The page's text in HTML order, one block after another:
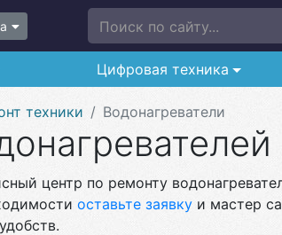
Поиск по сайту...
Цифровая техника
техники Водонагреватели
центр по ремонту
оставьте заявку и мастер